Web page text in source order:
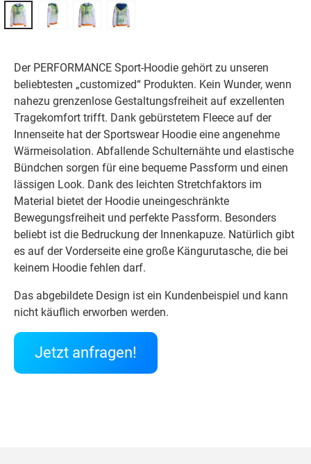
Der PERFORMANCE Sport-Hoodie gehört zu unseren
beliebtesten „customized“ Produkten. Kein Wunder, wenn
nahezu grenzenlose Gestaltungsfreiheit auf exzellenten
Tragekomfort trifft. Dank gebürstetem Fleece auf der
Innenseite hat der Sportswear Hoodie eine angenehme
Wärmeisolation. Abfallende Schulternähte und elastische
Bündchen sorgen für eine bequeme Passform und einen
lässigen Look. Dank des leichten Stretchfaktors im
Material bietet der Hoodie uneingeschränkte
Bewegungsfreiheit und perfekte Passform. Besonders
beliebt ist die Bedruckung der Innenkapuze. Natürlich gibt
es auf der Vorderseite eine große Kängurutasche, die bei
keinem Hoodie fehlen darf.
Das abgebildete Design ist ein Kundenbeispiel und kann
nicht käuflich erworben werden.
Jetzt anfragen!